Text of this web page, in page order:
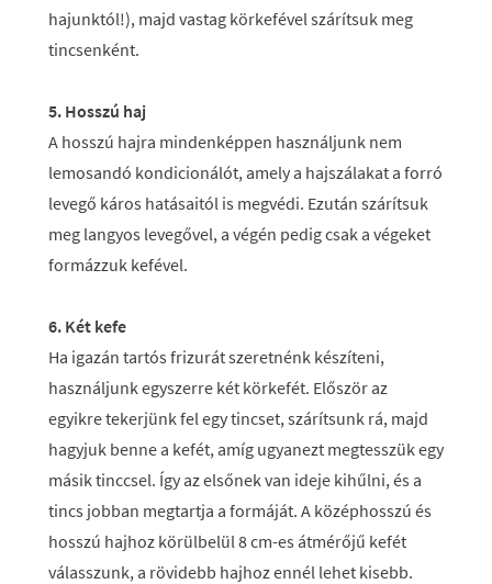
hajunktól!), majd vastag körkefével szárítsuk meg
tincsenként.
5. Hosszú haj
A hosszú hajra mindenképpen használjunk nem
lemosandó kondicionálót, amely a hajszálakat a forró
levegő káros hatásaitól is megvédi. Ezután szárítsuk
meg langyos levegővel, a végén pedig csak a végeket
formázzuk kefével.
6. Két kefe
Ha igazán tartós frizurát szeretnénk készíteni,
használjunk egyszerre két körkefét. Először az
egyikre tekerjünk fel egy tincset, szárítsunk rá, majd
hagyjuk benne a kefét, amíg ugyanezt megtesszük egy
másik tinccsel. Így az elsőnek van ideje kihűlni, és a
tincs jobban megtartja a formáját. A középhosszú és
hosszú hajhoz körülbelül 8 cm-es átmérőjű kefét
válasszunk, a rövidebb hajhoz ennél lehet kisebb.